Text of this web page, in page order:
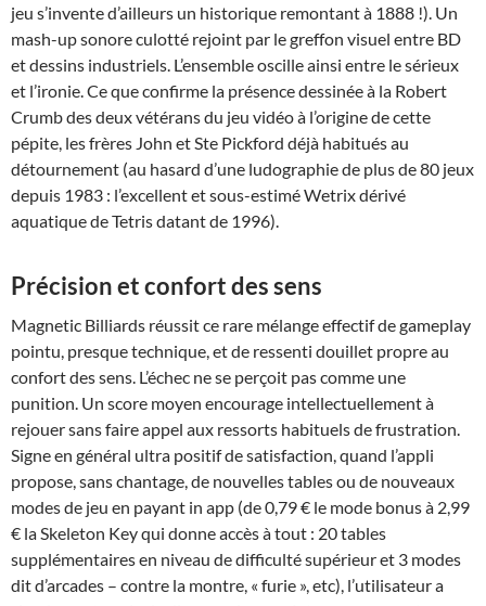
jeu s’invente d’ailleurs un historique remontant à 1888 !). Un
mash-up sonore culotté rejoint par le greffon visuel entre BD
et dessins industriels. L’ensemble oscille ainsi entre le sérieux
et l’ironie. Ce que confirme la présence dessinée à la Robert
Crumb des deux vétérans du jeu vidéo à l’origine de cette
pépite, les frères John et Ste Pickford déjà habitués au
détournement (au hasard d’une ludographie de plus de 80 jeux
depuis 1983 : l’excellent et sous-estimé Wetrix dérivé
aquatique de Tetris datant de 1996).
Précision et confort des sens
Magnetic Billiards réussit ce rare mélange effectif de gameplay
pointu, presque technique, et de ressenti douillet propre au
confort des sens. L’échec ne se perçoit pas comme une
punition. Un score moyen encourage intellectuellement à
rejouer sans faire appel aux ressorts habituels de frustration.
Signe en général ultra positif de satisfaction, quand l’appli
propose, sans chantage, de nouvelles tables ou de nouveaux
modes de jeu en payant in app (de 0,79 € le mode bonus à 2,99
€ la Skeleton Key qui donne accès à tout : 20 tables
supplémentaires en niveau de difficulté supérieur et 3 modes
dit d’arcades – contre la montre, « furie », etc), l’utilisateur a